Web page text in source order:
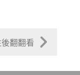
後翻翻看